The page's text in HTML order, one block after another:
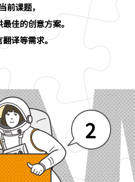
前课题，
佳的创意方案。
译等需求。
2